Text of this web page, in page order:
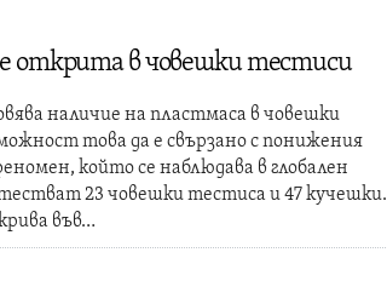
открита в човешки тестиси
наличие на пластмаса в човешки
това да е свързано с понижения
който се наблюдава в глобален
23 човешки тестиса и 47 кучешки.
във…